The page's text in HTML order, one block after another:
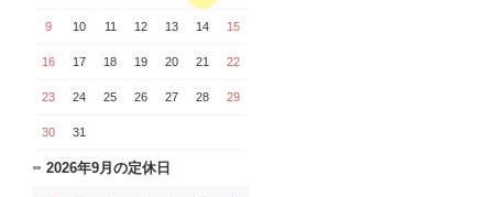
9 10 11 12 13 14 15
16 17 18 19 20 21 22
23 24 25 26 27 28 29
30 31
2026年9月の定休日